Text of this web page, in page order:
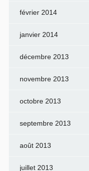
février 2014
janvier 2014
décembre 2013
novembre 2013
octobre 2013
septembre 2013
août 2013
juillet 2013